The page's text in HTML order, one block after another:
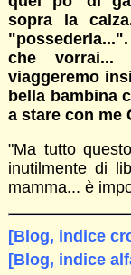
sopra la
che vorrai...
viaggeremo
bella bambina
a stare con me
"Ma tutto
inutilmente di
mamma... è
[Blog, indice
[Blog, indice